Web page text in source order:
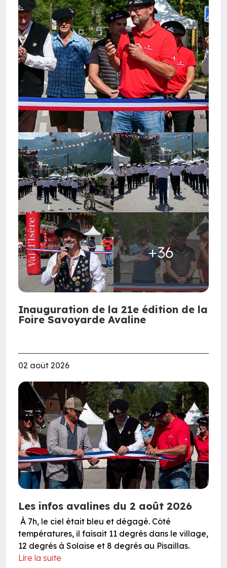
+36
Inauguration de la 21e édition de la
Foire Savoyarde Avaline
02 août 2026
Les infos avalines du 2 août 2026
À 7h, le ciel était bleu et dégagé. Côté
températures, il faisait 11 degrés dans le village,
12 degrés à Solaise et 8 degrés au Pisaillas.
Lire la suite